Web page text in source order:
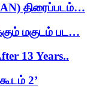
திரைப்படம்…
மகுடம் பட…
13 Years..
2’